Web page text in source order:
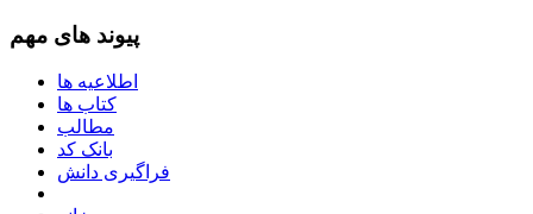
پیوند های مهم
اطلاعیه ها
کتاب ها
مطالب
بانک کد
فراگیری دانش